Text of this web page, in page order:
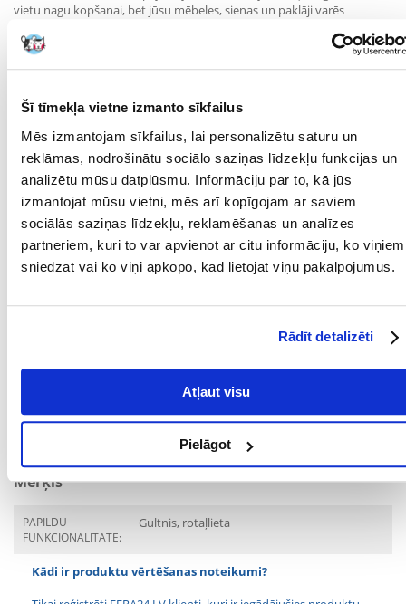
Šī tīmekļa vietne izmanto sīkfailus
Mēs izmantojam sīkfailus, lai personalizētu saturu un
reklāmas, nodrošinātu sociālo saziņas līdzekļu funkcijas un
analizētu mūsu datplūsmu. Informāciju par to, kā jūs
izmantojat mūsu vietni, mēs arī kopīgojam ar saviem
sociālās saziņas līdzekļu, reklamēšanas un analīzes
partneriem, kuri to var apvienot ar citu informāciju, ko viņiem
sniedzat vai ko viņi apkopo, kad lietojat viņu pakalpojumus.
Rādīt detalizēti
Atļaut visu
Pielāgot
vietu nagu kopšanai, bet jūsu mēbeles, sienas un paklāji varēs
Kāpēc tas ir vērts?
Pārklāts ar patīkamu uz tausti materiālu un sizala stabiņu
Estētiska, smilškrāsas krāsa – piemērota jebkuram interjeram
Lieliska alternatīva mēbelēm un sienām
Kaķu skrāpējamais Zamora ir ne tikai praktisks kaķa dzīves elements,
bet arī stilīgs papildinājums jūsu mājoklim.
MATERIĀLS: Plīšs
Mērķis
PAPILDU
FUNKCIONALITĀTE:
Gultnis, rotaļlieta
Kādi ir produktu vērtēšanas noteikumi?